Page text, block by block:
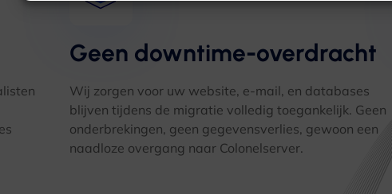
Geen downtime-overdracht
Wij zorgen voor uw website, e-mail, en databases
blijven tijdens de migratie volledig toegankelijk. Geen
onderbrekingen, geen gegevensverlies, gewoon een
naadloze overgang naar Colonelserver.